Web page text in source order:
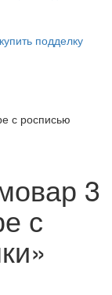
подделку
с росписью
3
с